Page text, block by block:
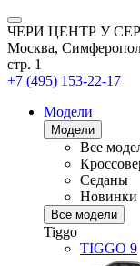
ЧЕРИ ЦЕНТР У
Москва,
стр. 1
+7 (495) 153-22-17
Модели
Модели
Все
Седаны
Новинки
Все модели
Tiggo
TIGGO 9